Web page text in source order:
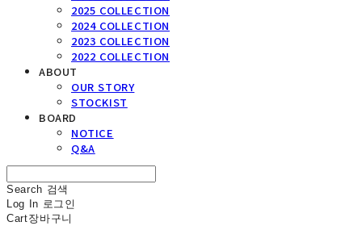
2025 COLLECTION
2024 COLLECTION
2023 COLLECTION
2022 COLLECTION
ABOUT
OUR STORY
STOCKIST
BOARD
NOTICE
Q&A
Search 검색
Log In 로그인
Cart장바구니